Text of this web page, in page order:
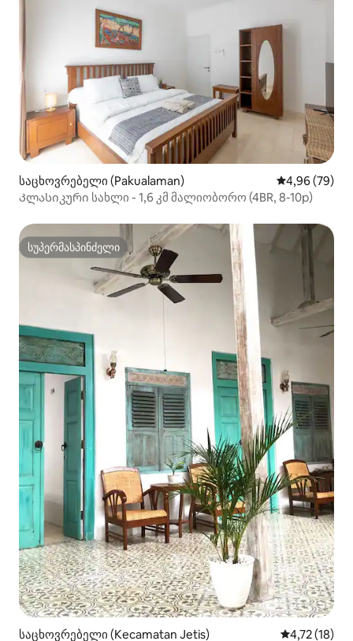
საცხოვრებელი (Pakualaman) საშუალო
4,96 (79)
Კლასიკური სახლი - 1,6 კმ მალიობორო (4BR, 8-10p)
სუპერმასპინძელი
სუპერმასპინძელი
საცხოვრებელი (Kecamatan Jetis) საშუალო
4,72 (18)